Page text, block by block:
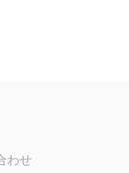
わせ